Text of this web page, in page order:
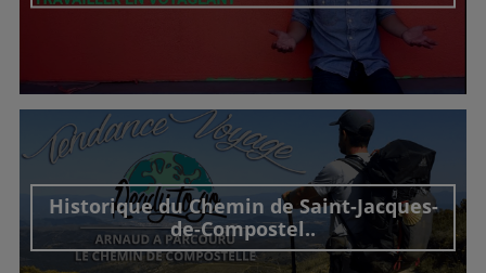
Découvrir cet interview
Historique du Chemin de Saint-Jacques-
de-Compostel..